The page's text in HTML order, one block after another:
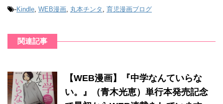
-Kindle WEB漫画 丸本チンタ 育児漫画ブログ
関連記事
【WEB漫画】『中学なんていらな
い。』（青木光恵）単行本発売記念